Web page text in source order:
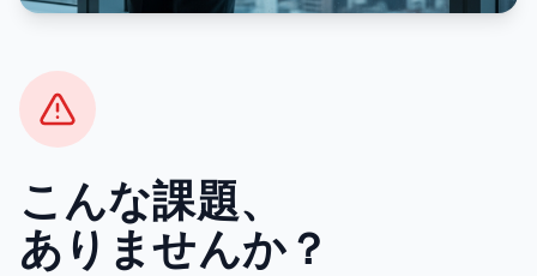
こんな課題、
ありませんか？